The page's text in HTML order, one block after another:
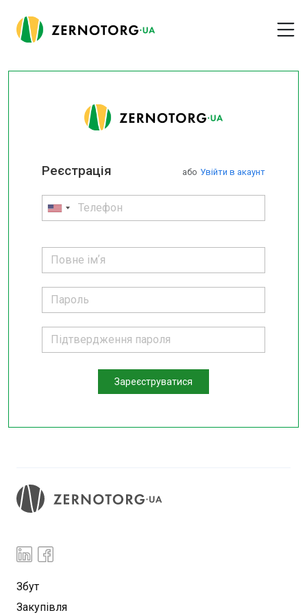
або Увійти в акаунт
Реєстрація
Зареєструватися
Збут
Закупівля